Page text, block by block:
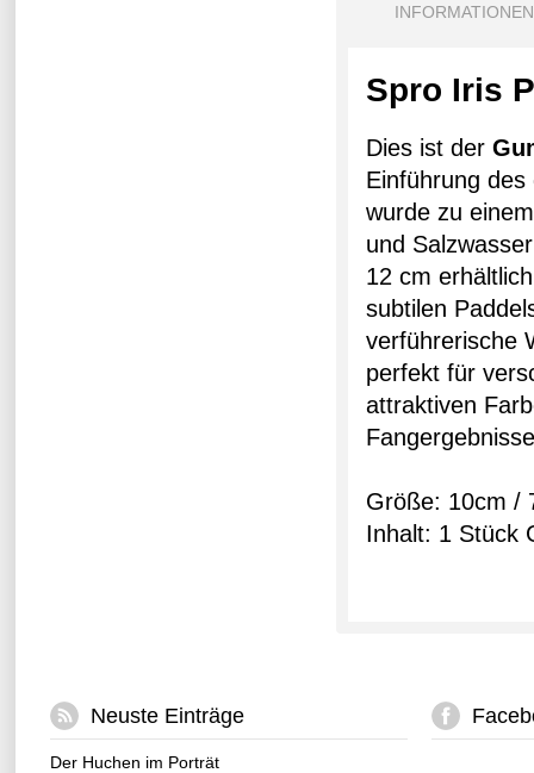
INFORMATIONEN
Spro Iris
Dies ist der
Einführung
wurde zu
und
12 cm
subtilen
verführerische
perfekt für
attraktiven
Größe: 10cm /
Inhalt: 1 Stück
Neuste Einträge
Der Huchen im Porträt